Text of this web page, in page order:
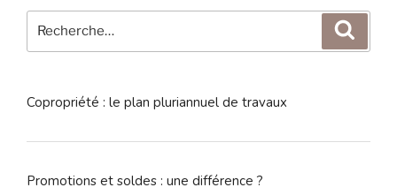
pour
Copropriété : le plan pluriannuel de travaux
Promotions et soldes : une différence ?